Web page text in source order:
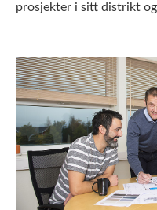
prosjekter i sitt distrikt